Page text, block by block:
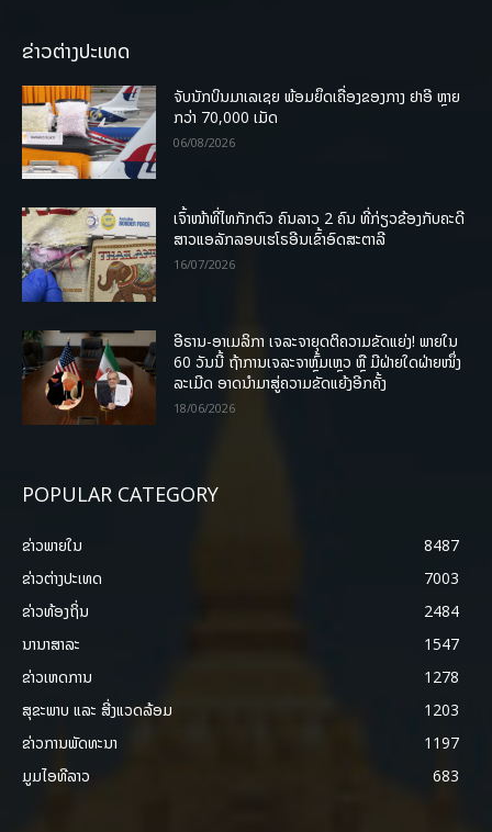
ຂ່າວຕ່າງປະເທດ
ຈັບນັກບິນມາເລເຊຍ ພ້ອມຍຶດເຄື່ອງຂອງກາງ ຢາອີ ຫຼາຍ
ກວ່າ 70,000 ເມັດ
06/08/2026
ເຈົ້າໜ້າທີ່ໄທກັກຕົວ ຄົນລາວ 2 ຄົນ ທີ່ກ່ຽວຂ້ອງກັບຄະດີ
ສາວແອລັກລອບເຮໂຣອີນເຂົ້າອົດສະຕາລີ
16/07/2026
ອີຣານ-ອາເມລິກາ ເຈລະຈາຍຸດຕິຄວາມຂັດແຍ່ງ! ພາຍໃນ
60 ວັນນີ້ ຖ້າການເຈລະຈາຫຼົ້ມເຫຼວ ຫຼື ມີຝ່າຍໃດຝ່າຍໜຶ່ງ
ລະເມີດ ອາດນໍາມາສູ່ຄວາມຂັດແຍ້ງອີກຄັ້ງ
18/06/2026
POPULAR CATEGORY
ຂ່າວພາຍ​ໃນ
8487
ຂ່າວຕ່າງປະເທດ
7003
ຂ່າວທ້ອງຖິ່ນ
2484
ນານາສາລະ
1547
ຂ່າວເຫດການ
1278
ສຸຂະພາບ ແລະ ສີ່ງແວດລ້ອມ
1203
ຂ່າວການພັດທະນາ
1197
ມູມໄອທີລາວ
683